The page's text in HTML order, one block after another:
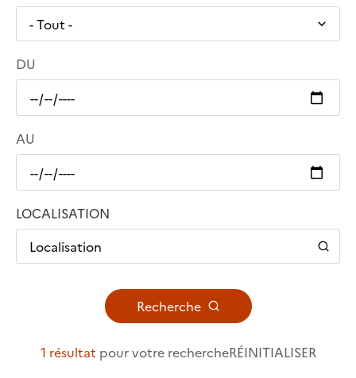
DU
AU
LOCALISATION
Localisation
Recherche
1 résultat pour votre rechercheRÉINITIALISER